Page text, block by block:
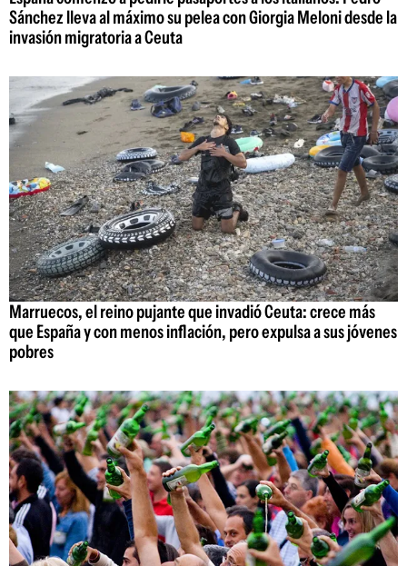
Sánchez lleva al máximo su pelea con Giorgia Meloni desde la
invasión migratoria a Ceuta
Marruecos, el reino pujante que invadió Ceuta: crece más
que España y con menos inflación, pero expulsa a sus jóvenes
pobres